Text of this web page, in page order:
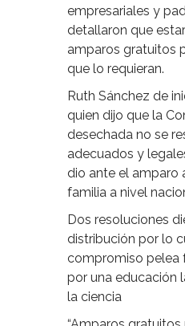
empresariales y
detallaron que
amparos gratuitos
que lo requieran.
Ruth Sánchez de
quien dijo que la
desechada no se
adecuados y
dio ante el amparo
familia a nivel
Dos resoluciones
distribución por lo
compromiso pelea
por una educación
la ciencia